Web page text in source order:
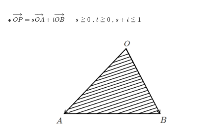
● OP→ sOA → +tOB ≧0 ， ≧ 0，s 1